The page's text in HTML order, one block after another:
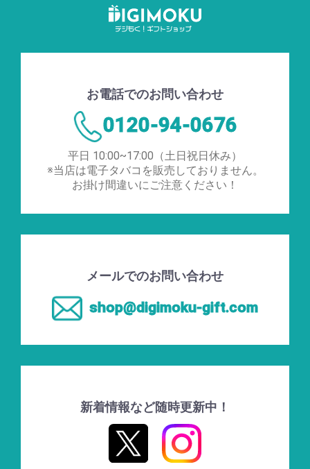
お電話でのお問い合わせ
0120-94-0676
平日 10:00~17:00（土日祝日休み）
※当店は電子タバコを販売しておりません。
お掛け間違いにご注意ください！
メールでのお問い合わせ
shop@digimoku-gift.com
新着情報など随時更新中！